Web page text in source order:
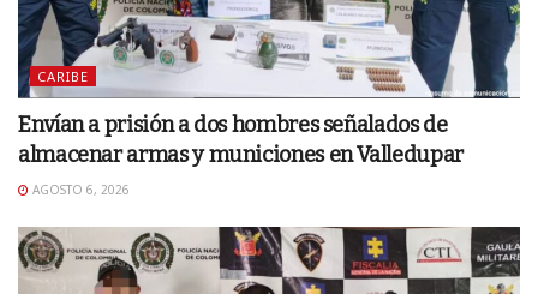
CARIBE
Envían a prisión a dos hombres señalados de
almacenar armas y municiones en Valledupar
AGOSTO 6, 2026